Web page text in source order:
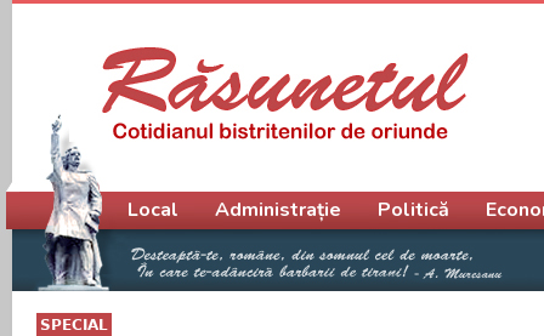
SPECIAL
Meniu principal
Local Administrație Politică